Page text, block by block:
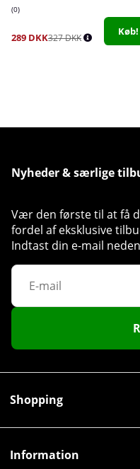
0
289 DKK327 DKK
Køb!
Nyheder & særlige
Vær den første til at få
fordel af eksklusive
Indtast din e-mail
Shopping
Information